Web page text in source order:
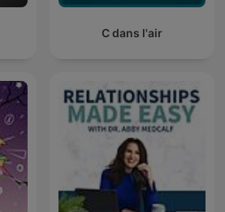
C dans l'air